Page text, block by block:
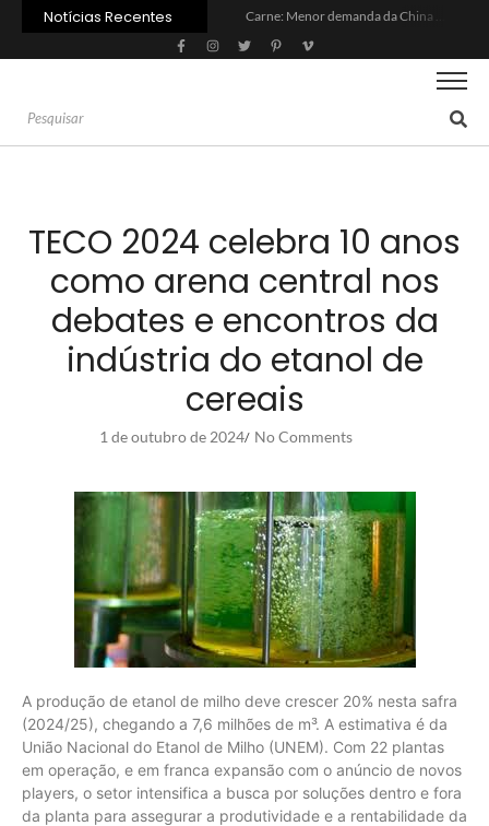
Notícias Recentes
Inadimplência no crédito rural deve seguir elevada até 2027
Lula sanciona MP do Frete e agro teme alta dos custos logísticos
Brasil tem 2º maior juro real do mundo
TECO 2024 celebra 10 anos
como arena central nos
debates e encontros da
indústria do etanol de
cereais
1 de outubro de 2024/ No Comments
A produção de etanol de milho deve crescer 20% nesta safra
(2024/25), chegando a 7,6 milhões de m³. A estimativa é da
União Nacional do Etanol de Milho (UNEM). Com 22 plantas
em operação, e em franca expansão com o anúncio de novos
players, o setor intensifica a busca por soluções dentro e fora
da planta para assegurar a produtividade e a rentabilidade da